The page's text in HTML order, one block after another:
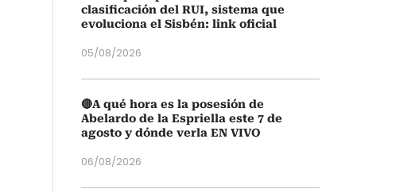
clasificación del RUI, sistema que
evoluciona el Sisbén: link oficial
05/08/2026
🔴A qué hora es la posesión de
Abelardo de la Espriella este 7 de
agosto y dónde verla EN VIVO
06/08/2026